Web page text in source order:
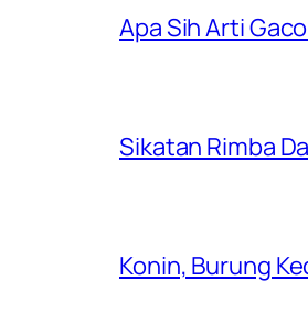
Apa Sih Arti
Sikatan Rimba
Konin, Burung